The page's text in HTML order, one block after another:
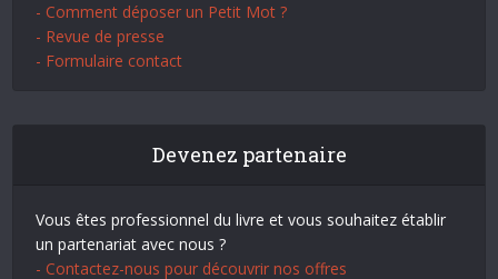
- Comment déposer un Petit Mot ?
- Revue de presse
- Formulaire contact
Devenez partenaire
Vous êtes professionnel du livre et vous souhaitez établir
un partenariat avec nous ?
- Contactez-nous pour découvrir nos offres